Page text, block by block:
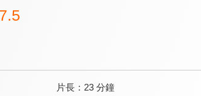
7.5
片長： 23 分鐘